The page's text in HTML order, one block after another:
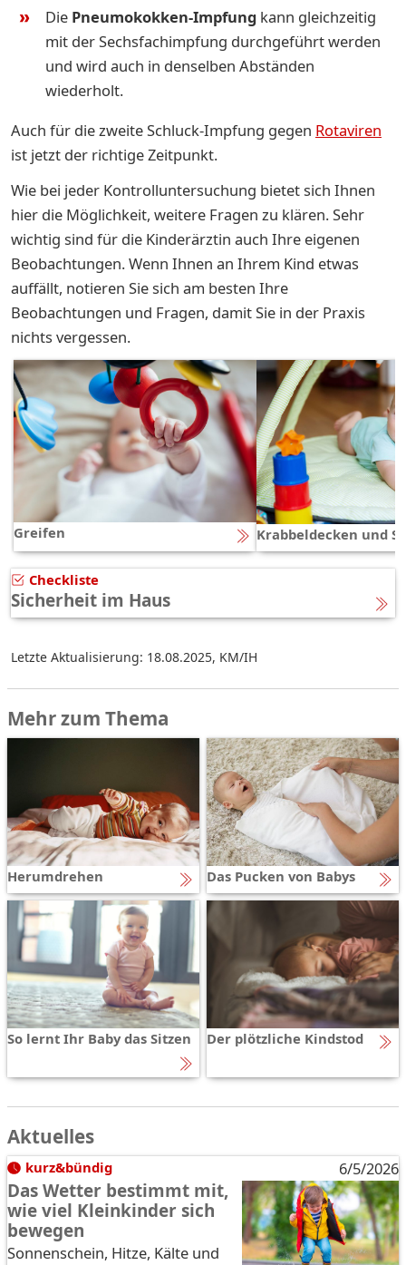
Die Pneumokokken-Impfung kann gleichzeitig
mit der Sechsfachimpfung durchgeführt werden
und wird auch in denselben Abständen
wiederholt.
Auch für die zweite Schluck-Impfung gegen Rotaviren
ist jetzt der richtige Zeitpunkt.
Wie bei jeder Kontrolluntersuchung bietet sich Ihnen
hier die Möglichkeit, weitere Fragen zu klären. Sehr
wichtig sind für die Kinderärztin auch Ihre eigenen
Beobachtungen. Wenn Ihnen an Ihrem Kind etwas
auffällt, notieren Sie sich am besten Ihre
Beobachtungen und Fragen, damit Sie in der Praxis
nichts vergessen.
Greifen Krabbeldecken und
Checkliste
Sicherheit im Haus
Letzte Aktualisierung: 18.08.2025, KM/IH
Mehr zum Thema
Herumdrehen Das Pucken von Babys
So lernt Ihr Baby das Sitzen Der plötzliche Kindstod
Aktuelles
kurz&bündig 6/5/2026
Das Wetter bestimmt mit,
wie viel Kleinkinder sich
bewegen
Sonnenschein, Hitze, Kälte und